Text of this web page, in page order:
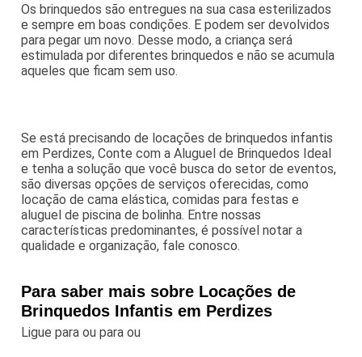
Os brinquedos são entregues na sua casa esterilizados
e sempre em boas condições. E podem ser devolvidos
para pegar um novo. Desse modo, a criança será
estimulada por diferentes brinquedos e não se acumula
aqueles que ficam sem uso.
Se está precisando de locações de brinquedos infantis
em Perdizes, Conte com a Aluguel de Brinquedos Ideal
e tenha a solução que você busca do setor de eventos,
são diversas opções de serviços oferecidas, como
locação de cama elástica, comidas para festas e
aluguel de piscina de bolinha. Entre nossas
características predominantes, é possível notar a
qualidade e organização, fale conosco.
Para saber mais sobre Locações de
Brinquedos Infantis em Perdizes
Ligue paraou paraou